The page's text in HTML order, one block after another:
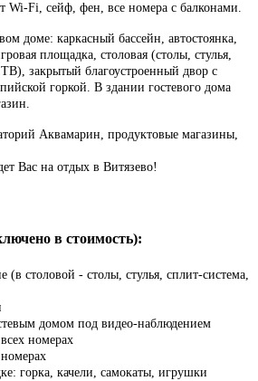
Wi-Fi, сейф, фен, все номера с балконами.
доме: каркасный бассейн, автостоянка,
площадка, столовая (столы, стулья,
закрытый благоустроенный двор с
горкой. В здании гостевого дома
Аквамарин, продуктовые магазины,
Вас на отдых в Витязево!
в стоимость):
(в столовой - столы, стулья, сплит-система,
домом под видео-наблюдением
номерах
горка, качели, самокаты, игрушки